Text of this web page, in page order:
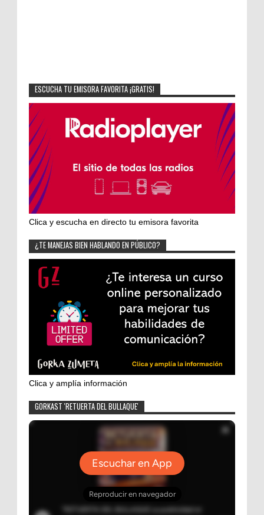
ESCUCHA TU EMISORA FAVORITA ¡GRATIS!
Clica y escucha en directo tu emisora favorita
¿TE MANEJAS BIEN HABLANDO EN PÚBLICO?
Clica y amplía información
GORKAST 'RETUERTA DEL BULLAQUE'